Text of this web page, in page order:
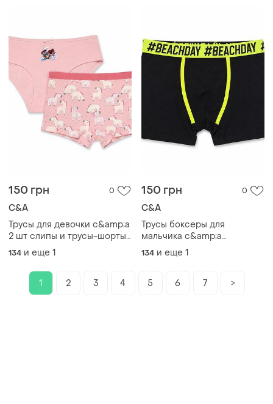
150 грн 0
C&A
Трусы для девочки c&amp;a
2 шт слипы и трусы-шорты
bs001416 размер 134-140
134 и еще 1
150 грн 0
C&A
Трусы боксеры для
мальчика c&amp;a
bs001415 размер 134-140
134 и еще 1
1 2 3 4 5 6 7 >